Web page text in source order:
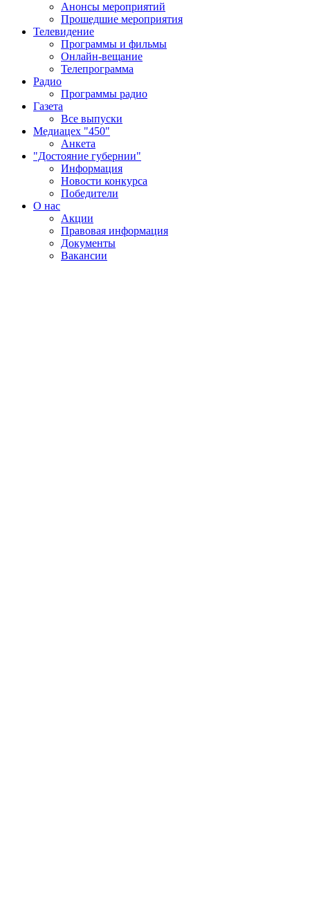
Анонсы мероприятий
Прошедшие мероприятия
Телевидение
Программы и фильмы
Онлайн-вещание
Телепрограмма
Радио
Программы радио
Газета
Все выпуски
Медиацех "450"
Анкета
"Достояние губернии"
Информация
Новости конкурса
Победители
О нас
Акции
Правовая информация
Документы
Вакансии